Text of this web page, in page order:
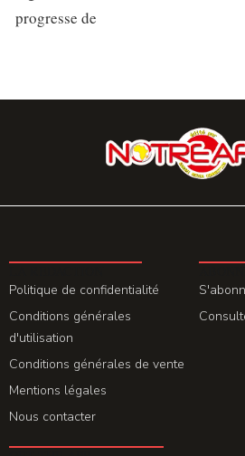
progresse de
Politique de confidentialité
Conditions générales
d'utilisation
Conditions générales de vente
Mentions légales
Nous contacter